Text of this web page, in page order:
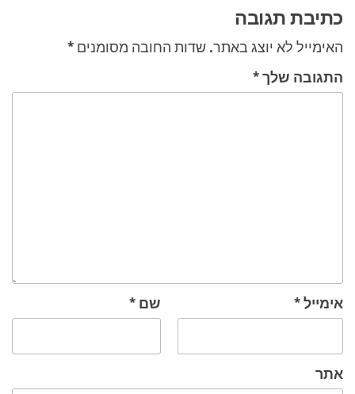
כתיבת תגובה
האימייל לא יוצג באתר. שדות החובה מסומנים *
התגובה שלך*
שם * אימייל*
אתר